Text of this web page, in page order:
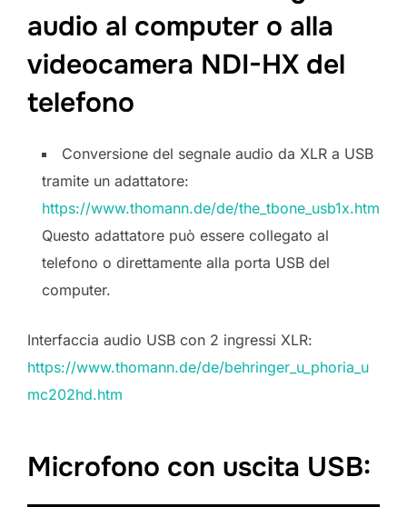
audio al computer o alla
videocamera NDI-HX del
telefono
Conversione del segnale audio da XLR a USB
tramite un adattatore:
https://www.thomann.de/de/the_tbone_usb1x.htm
Questo adattatore può essere collegato al
telefono o direttamente alla porta USB del
computer.
Interfaccia audio USB con 2 ingressi XLR:
https://www.thomann.de/de/behringer_u_phoria_u
mc202hd.htm
Microfono con uscita USB: